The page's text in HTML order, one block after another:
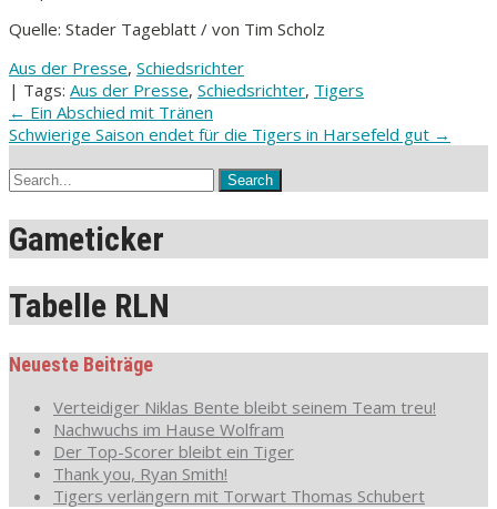
Quelle: Stader Tageblatt / von Tim Scholz
Aus der Presse, Schiedsrichter
| Tags: Aus der Presse, Schiedsrichter, Tigers
Post
navigation
← Ein Abschied mit Tränen
Schwierige Saison endet für die Tigers in Harsefeld gut →
Gameticker
Tabelle RLN
Neueste Beiträge
Verteidiger Niklas Bente bleibt seinem Team treu!
Nachwuchs im Hause Wolfram
Der Top-Scorer bleibt ein Tiger
Thank you, Ryan Smith!
Tigers verlängern mit Torwart Thomas Schubert